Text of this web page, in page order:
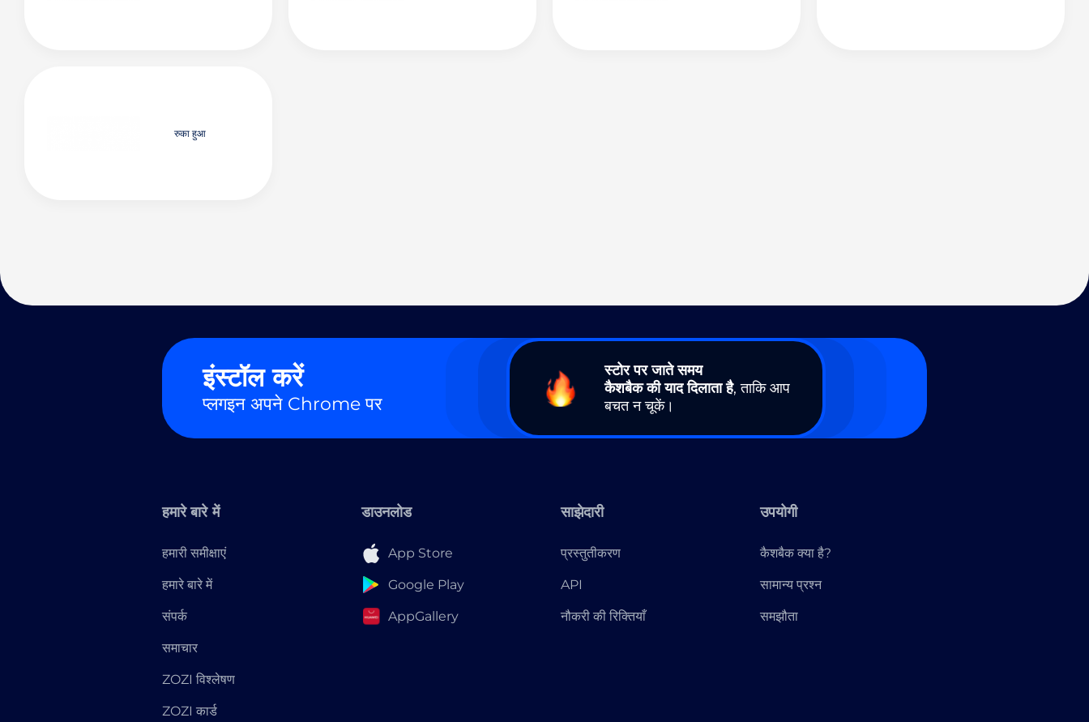
रुका हुआ
इंस्टॉल करें
प्लगइन अपने Chrome पर
स्टोर पर जाते समय
कैशबैक की याद दिलाता है, ताकि आप
बचत न चूकें।
हमारे बारे में
हमारी समीक्षाएं
हमारे बारे में
संपर्क
समाचार
ZOZI विश्लेषण
ZOZI कार्ड
डाउनलोड
App Store
Google Play
AppGallery
साझेदारी
प्रस्तुतीकरण
API
नौकरी की रिक्तियाँ
उपयोगी
कैशबैक क्या है?
सामान्य प्रश्न
समझौता